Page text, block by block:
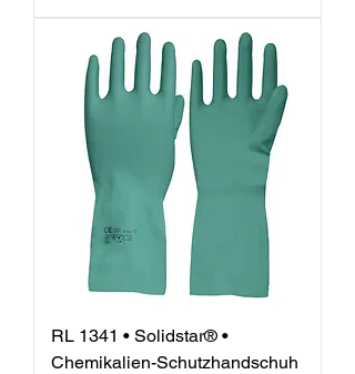
RL 1341 • Solidstar® •
Chemikalien-Schutzhandschuh